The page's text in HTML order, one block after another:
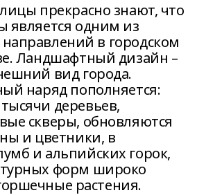
прекрасно знают, что
является одним из
в городском
Ландшафтный дизайн –
вид города.
наряд пополняется:
деревьев,
скверы, обновляются
и цветники, в
и альпийских горок,
форм широко
растения.